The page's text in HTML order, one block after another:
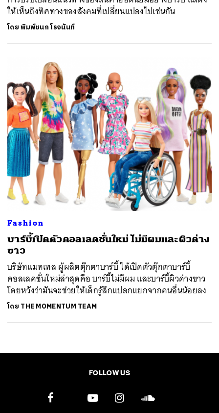
ให้เห็นถึงทิศทางของสังคมที่เปลี่ยนแปลงไปเช่นกัน
โดยพิมพ์ชนก โรจนันท์
Fashion
บาร์บี้เปิดตัวคอลเลคชั่นใหม่ ไม่มีผมและผิวด่าง
ขาว
บริษัทแมทเทล ผู้ผลิตตุ๊กตาบาร์บี้ ได้เปิดตัวตุ๊กตาบาร์บี้
คอลเลคชั่นใหม่ล่าสุดคือ บาร์บี้ไม่มีผม และบาร์บี้ผิวด่างขาว
โดยหวังว่ามันจะช่วยให้เด็กรู้สึกแปลกแยกจากคนอื่นน้อยลง
โดย THE MOMENTUM TEAM
FOLLOW US